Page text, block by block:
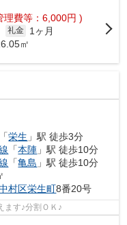
理費等：6,000円 )
礼金
1ヶ月
㎡
「栄生 」駅 徒歩3分
「本陣 」駅 徒歩10分
「亀島 」駅 徒歩10分
村区栄生町8番20号
ます♪分割ＯＫ♪